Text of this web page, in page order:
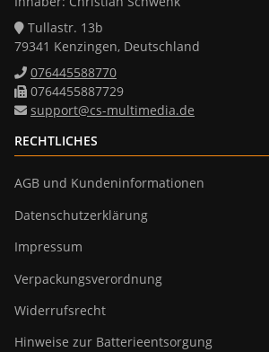
Tullastr. 13b
79341 Kenzingen, Deutschland
076445588770
0764455887729
support@cs-multimedia.de
RECHTLICHES
AGB und Kundeninformationen
Datenschutzerklärung
Impressum
Verpackungsverordnung
Widerrufsrecht
Hinweise zur Batterieentsorgung